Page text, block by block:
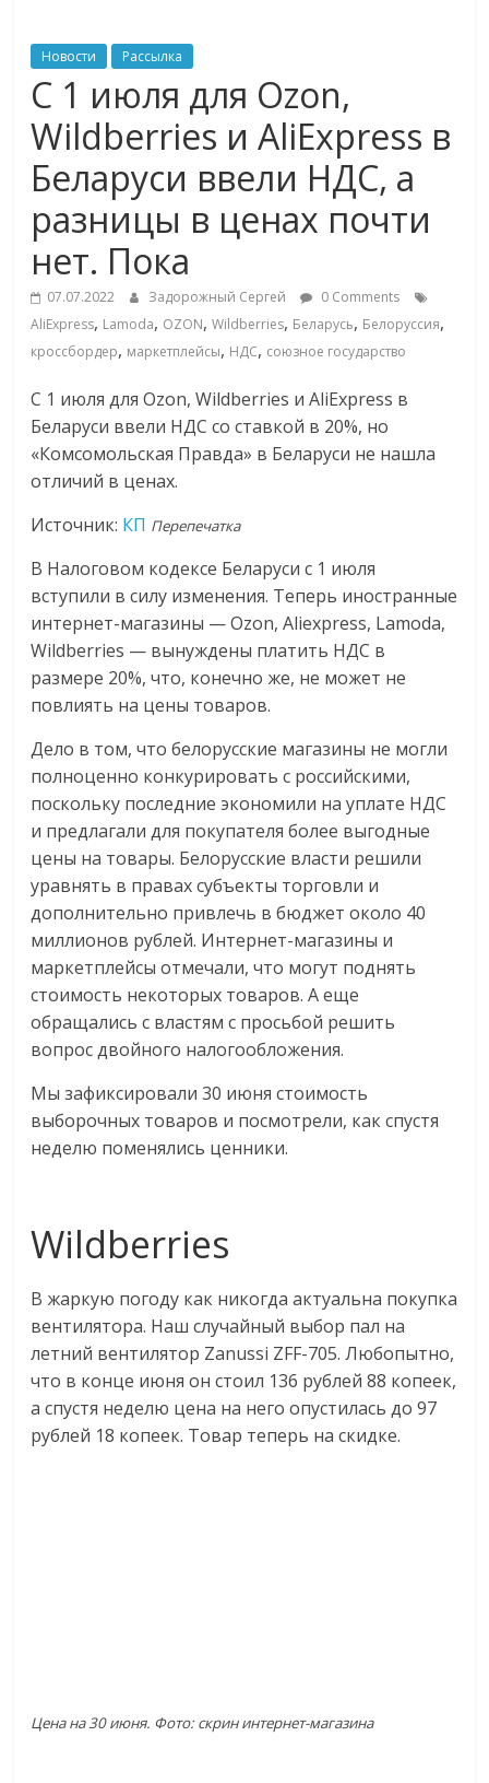
ритейле,
логистике,
технологиях,
соцсетях
Портал
об
онлайн-
торговле,
для
Commerce,
ритейле,
технологиях,
соцсетях.
Нам
важно,
как
знать
как
меняет
жизнь
людей
обсудить
эти
изменения
Новости Рассылка
С 1 июля для Ozon,
Wildberries и AliExpress в
Беларуси ввели НДС, а
разницы в ценах почти
нет. Пока
07.07.2022 Задорожный Сергей
0 Comments
AliExpress, Lamoda, OZON,Wildberries, Беларусь, Белоруссия,
кроссбордер, маркетплейсы, НДС, союзное государство
С 1 июля для Ozon, Wildberries и AliExpress в
Беларуси ввели НДС со ставкой в 20%, но
«Комсомольская Правда» в Беларуси не нашла
отличий в ценах.
Источник: КП Перепечатка
В Налоговом кодексе Беларуси с 1 июля
вступили в силу изменения. Теперь иностранные
интернет-магазины — Ozon, Аliexpress, Lamoda,
Wildberries — вынуждены платить НДС в
размере 20%, что, конечно же, не может не
повлиять на цены товаров.
Дело в том, что белорусские магазины не могли
полноценно конкурировать с российскими,
поскольку последние экономили на уплате НДС
и предлагали для покупателя более выгодные
цены на товары. Белорусские власти решили
уравнять в правах субъекты торговли и
дополнительно привлечь в бюджет около 40
миллионов рублей. Интернет-магазины и
маркетплейсы отмечали, что могут поднять
стоимость некоторых товаров. А еще
обращались с властям с просьбой решить
вопрос двойного налогообложения.
Мы зафиксировали 30 июня стоимость
выборочных товаров и посмотрели, как спустя
неделю поменялись ценники.
Wildberries
В жаркую погоду как никогда актуальна покупка
вентилятора. Наш случайный выбор пал на
летний вентилятор Zanussi ZFF-705. Любопытно,
что в конце июня он стоил 136 рублей 88 копеек,
а спустя неделю цена на него опустилась до 97
рублей 18 копеек. Товар теперь на скидке.
Цена на 30 июня. Фото: скрин интернет-магазина